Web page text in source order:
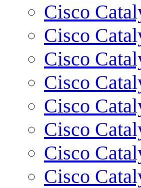
Cisco
Cisco
Cisco
Cisco
Cisco
Cisco
Cisco
Cisco